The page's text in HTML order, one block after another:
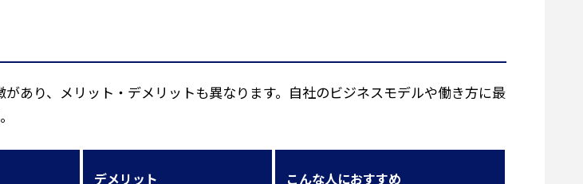
あり、メリット・デメリットも異なります。自社のビジネスモデルや働き方に最
デメリット こんな人におすすめ